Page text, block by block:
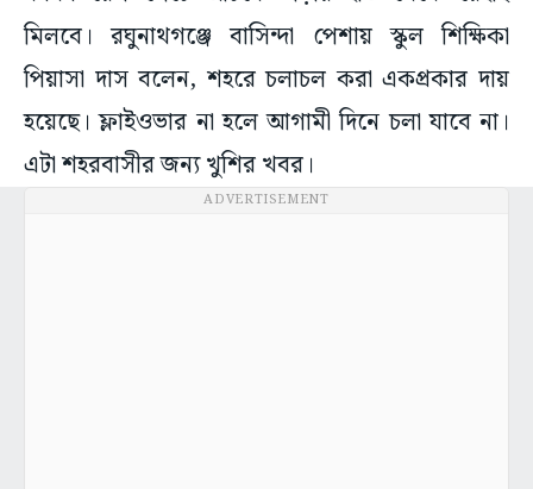
মিলবে। রঘুনাথগঞ্জে বাসিন্দা পেশায় স্কুল শিক্ষিকা
পিয়াসা দাস বলেন, শহরে চলাচল করা একপ্রকার দায়
হয়েছে। ফ্লাইওভার না হলে আগামী দিনে চলা যাবে না।
এটা শহরবাসীর জন্য খুশির খবর।
ADVERTISEMENT